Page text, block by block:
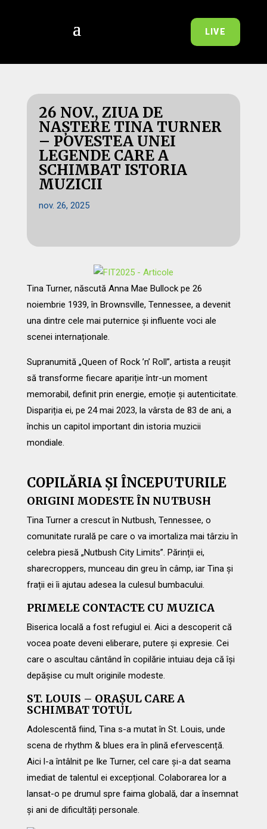
LIVE
26 NOV., ZIUA DE
NAȘTERE TINA TURNER
– POVESTEA UNEI
LEGENDE CARE A
SCHIMBAT ISTORIA
MUZICII
nov. 26, 2025
Tina Turner, născută Anna Mae Bullock pe 26
noiembrie 1939, în Brownsville, Tennessee, a devenit
una dintre cele mai puternice și influente voci ale
scenei internaționale.
Supranumită „Queen of Rock ’n’ Roll”, artista a reușit
să transforme fiecare apariție într-un moment
memorabil, definit prin energie, emoție și autenticitate.
Dispariția ei, pe 24 mai 2023, la vârsta de 83 de ani, a
închis un capitol important din istoria muzicii
mondiale.
COPILĂRIA ȘI ÎNCEPUTURILE
ORIGINI MODESTE ÎN NUTBUSH
Tina Turner a crescut în Nutbush, Tennessee, o
comunitate rurală pe care o va imortaliza mai târziu în
celebra piesă „Nutbush City Limits”. Părinții ei,
sharecroppers, munceau din greu în câmp, iar Tina și
frații ei îi ajutau adesea la culesul bumbacului.
PRIMELE CONTACTE CU MUZICA
Biserica locală a fost refugiul ei. Aici a descoperit că
vocea poate deveni eliberare, putere și expresie. Cei
care o ascultau cântând în copilărie intuiau deja că își
depășise cu mult originile modeste.
ST. LOUIS – ORAȘUL CARE A
SCHIMBAT TOTUL
Adolescentă fiind, Tina s-a mutat în St. Louis, unde
scena de rhythm & blues era în plină efervescență.
Aici l-a întâlnit pe Ike Turner, cel care și-a dat seama
imediat de talentul ei excepțional. Colaborarea lor a
lansat-o pe drumul spre faima globală, dar a însemnat
și ani de dificultăți personale.